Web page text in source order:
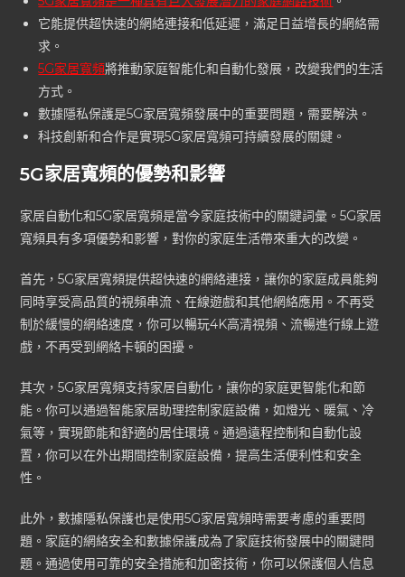
它能提供超快速的網絡連接和低延遲，滿足日益增長的網絡需
求。
5G家居寬頻將推動家庭智能化和自動化發展，改變我們的生活
方式。
數據隱私保護是5G家居寬頻發展中的重要問題，需要解決。
科技創新和合作是實現5G家居寬頻可持續發展的關鍵。
5G家居寬頻的優勢和影響
家居自動化和5G家居寬頻是當今家庭技術中的關鍵詞彙。5G家居
寬頻具有多項優勢和影響，對你的家庭生活帶來重大的改變。
首先，5G家居寬頻提供超快速的網絡連接，讓你的家庭成員能夠
同時享受高品質的視頻串流、在線遊戲和其他網絡應用。不再受
制於緩慢的網絡速度，你可以暢玩4K高清視頻、流暢進行線上遊
戲，不再受到網絡卡頓的困擾。
其次，5G家居寬頻支持家居自動化，讓你的家庭更智能化和節
能。你可以通過智能家居助理控制家庭設備，如燈光、暖氣、冷
氣等，實現節能和舒適的居住環境。通過遠程控制和自動化設
置，你可以在外出期間控制家庭設備，提高生活便利性和安全
性。
此外，數據隱私保護也是使用5G家居寬頻時需要考慮的重要問
題。家庭的網絡安全和數據保護成為了家庭技術發展中的關鍵問
題。通過使用可靠的安全措施和加密技術，你可以保護個人信息